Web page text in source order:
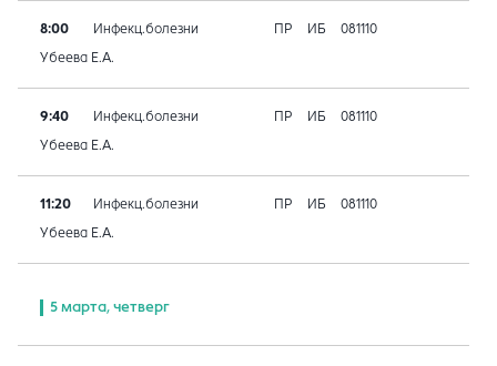
8:00 Инфекц.болезни ПР ИБ 081110
Убеева Е.А.
9:40 Инфекц.болезни ПР ИБ 081110
Убеева Е.А.
11:20 Инфекц.болезни ПР ИБ 081110
Убеева Е.А.
5 марта, четверг